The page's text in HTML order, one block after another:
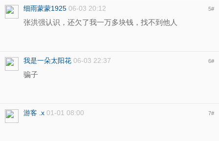
细雨蒙蒙1925 06-03 20:12 5#
张洪强认识，还欠了我一万多块钱，找不到他人
我是一朵太阳花 06-03 22:37 6#
骗子
游客 .x 01-01 08:00 7#